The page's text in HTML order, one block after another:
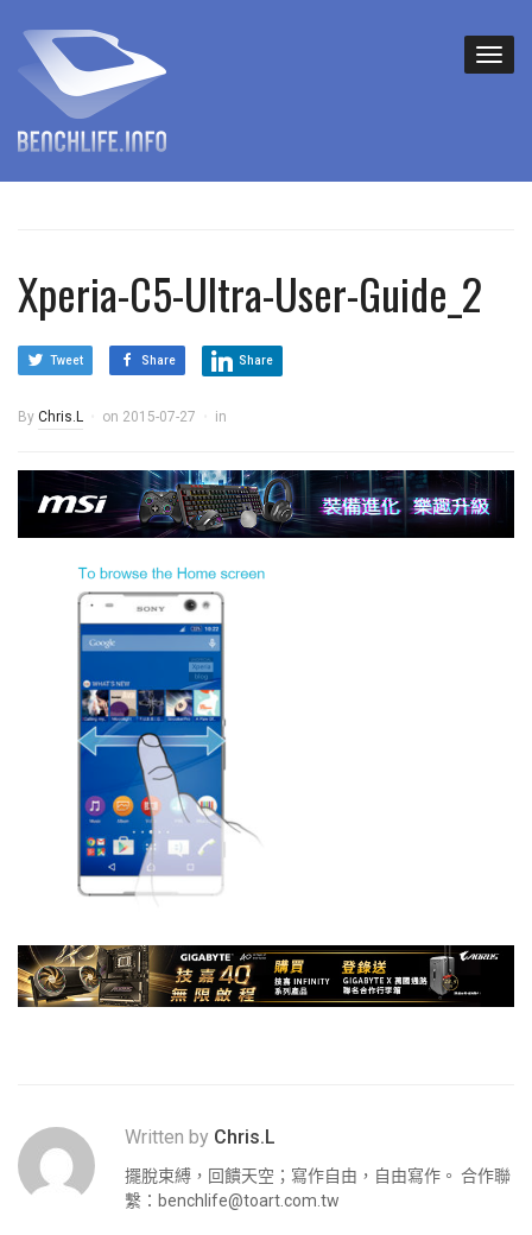
Xperia-C5-Ultra-User-Guide_2
Tweet Share Share
By Chris.L on 2015-07-27 in
Written by Chris.L
擺脫束縛，回饋天空；寫作自由，自由寫作。 合作聯
繫： benchlife@toart.com.tw